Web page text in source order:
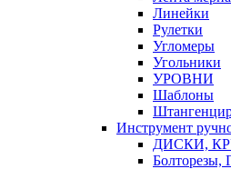
Линейки
Рулетки
Угломеры
Угольники
УРОВНИ
Шаблоны
Инструмент
ДИСКИ,
Болторезы,